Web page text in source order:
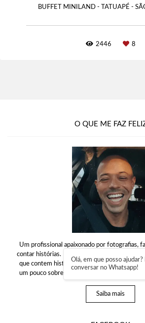
BUFFET MINILAND - TATUAPÉ -
2446 8
O QUE ME FAZ
Um profissional apaixonado por fotografias,
contar histórias. Estou sempre em busca de
que contem histórias, que demonstrem
um pouco sobre nós mesmos e que nos
Saiba mais
Olá, em que posso ajudar?
conversar no Whatsapp!